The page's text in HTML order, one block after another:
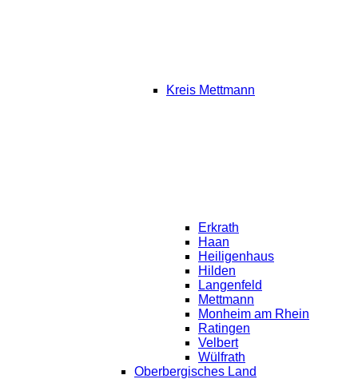
Kreis Mettmann
Erkrath
Haan
Heiligenhaus
Hilden
Langenfeld
Mettmann
Monheim am Rhein
Ratingen
Velbert
Wülfrath
Oberbergisches Land